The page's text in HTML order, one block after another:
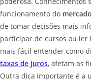
funcionamento do
de tomar decisões mais
participar de cursos ou ler
mais fácil entender como
taxas de juros, afetam as
Outra dica importante é a